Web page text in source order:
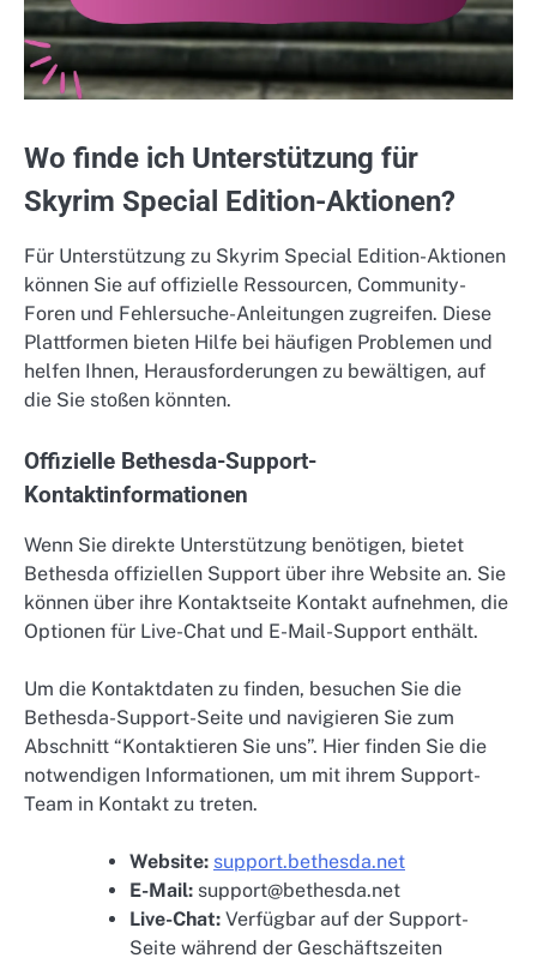
Wo finde ich Unterstützung für
Skyrim Special Edition-Aktionen?
Für Unterstützung zu Skyrim Special Edition-Aktionen
können Sie auf offizielle Ressourcen, Community-
Foren und Fehlersuche-Anleitungen zugreifen. Diese
Plattformen bieten Hilfe bei häufigen Problemen und
helfen Ihnen, Herausforderungen zu bewältigen, auf
die Sie stoßen könnten.
Offizielle Bethesda-Support-
Kontaktinformationen
Wenn Sie direkte Unterstützung benötigen, bietet
Bethesda offiziellen Support über ihre Website an. Sie
können über ihre Kontaktseite Kontakt aufnehmen, die
Optionen für Live-Chat und E-Mail-Support enthält.
Um die Kontaktdaten zu finden, besuchen Sie die
Bethesda-Support-Seite und navigieren Sie zum
Abschnitt “Kontaktieren Sie uns”. Hier finden Sie die
notwendigen Informationen, um mit ihrem Support-
Team in Kontakt zu treten.
Website: support.bethesda.net
E-Mail: support@bethesda.net
Live-Chat: Verfügbar auf der Support-
Seite während der Geschäftszeiten